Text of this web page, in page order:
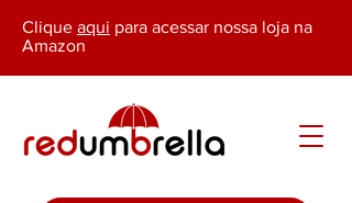
Clique aqui para acessar nossa loja na
Amazon